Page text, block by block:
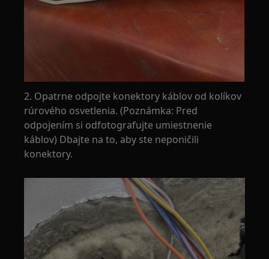
2. Opatrne odpojte konektory káblov od kolíkov
rúrového osvetlenia. (Poznámka: Pred
odpojením si odfotografujte umiestnenie
káblov) Dbajte na to, aby ste neponičili
konektory.